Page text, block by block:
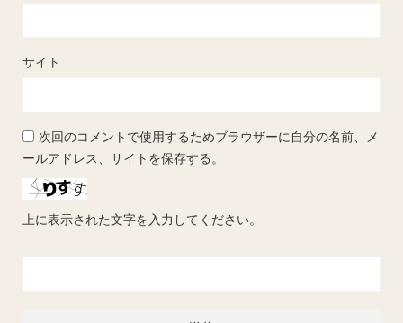
サイト
次回のコメントで使用するためブラウザーに自分の名前、メ
ールアドレス、サイトを保存する。
上に表示された文字を入力してください。